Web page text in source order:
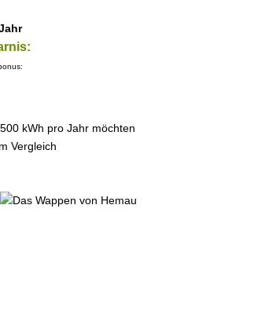
kWh pro Jahr möchten
Vergleich